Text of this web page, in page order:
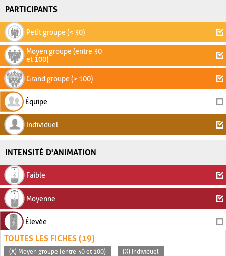
PARTICIPANTS
Petit groupe (< 30)
Moyen groupe (entre 30
et 100)
Grand groupe (> 100)
Équipe
Individuel
INTENSITÉ D'ANIMATION
Faible
Moyenne
Élevée
TOUTES LES FICHES (19)
(X) Moyen groupe (entre 30 et 100) (X) Individuel